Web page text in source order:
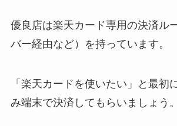
優良店は楽天カード専用の決済ル
バー経由など）を持っています。
「楽天カードを使いたい」と最初
み端末で決済してもらいましょう。